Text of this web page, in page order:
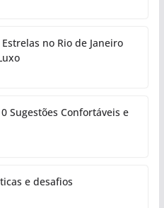
no Rio de Janeiro
Sugestões Confortáveis e
e desafios